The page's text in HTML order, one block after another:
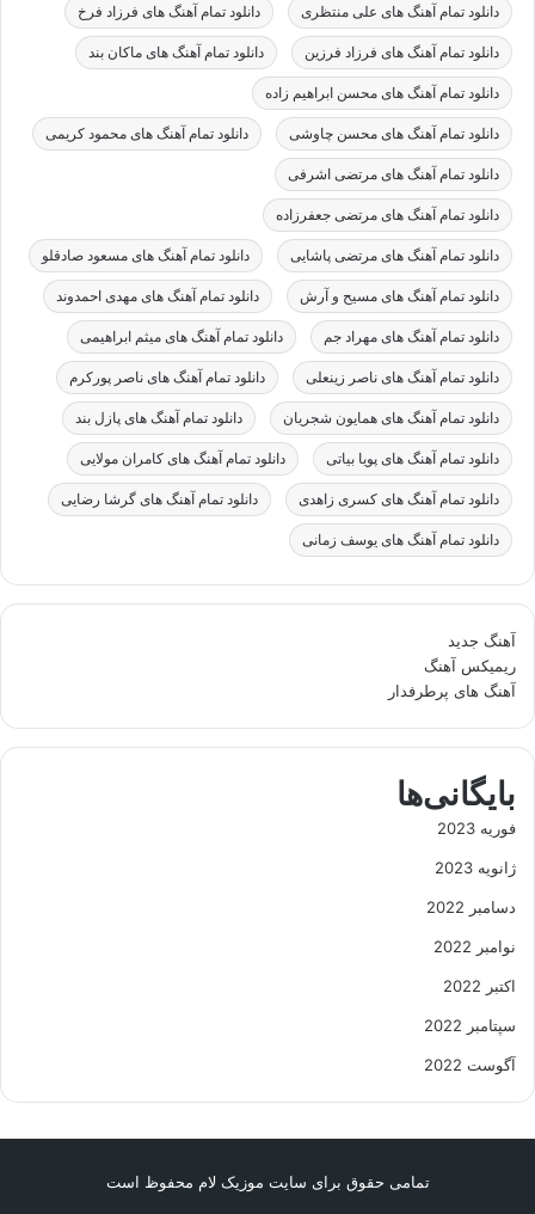
دانلود تمام آهنگ های علی منتظری دانلود تمام آهنگ های فرزاد فرخ
دانلود تمام آهنگ های فرزاد فرزین دانلود تمام آهنگ های ماکان بند
دانلود تمام آهنگ های محسن ابراهیم زاده
دانلود تمام آهنگ های محسن چاوشی دانلود تمام آهنگ های محمود کریمی
دانلود تمام آهنگ های مرتضی اشرفی
دانلود تمام آهنگ های مرتضی جعفرزاده
دانلود تمام آهنگ های مرتضی پاشایی دانلود تمام آهنگ های مسعود صادقلو
دانلود تمام آهنگ های مسیح و آرش دانلود تمام آهنگ های مهدی احمدوند
دانلود تمام آهنگ های مهراد جم دانلود تمام آهنگ های میثم ابراهیمی
دانلود تمام آهنگ های ناصر زینعلی دانلود تمام آهنگ های ناصر پورکرم
دانلود تمام آهنگ های همایون شجریان دانلود تمام آهنگ های پازل بند
دانلود تمام آهنگ های پویا بیاتی دانلود تمام آهنگ های کامران مولایی
دانلود تمام آهنگ های کسری زاهدی دانلود تمام آهنگ های گرشا رضایی
دانلود تمام آهنگ های یوسف زمانی
آهنگ جدید
ریمیکس آهنگ
آهنگ های پرطرفدار
بایگانی‌ها
فوریه 2023
ژانویه 2023
دسامبر 2022
نوامبر 2022
اکتبر 2022
سپتامبر 2022
آگوست 2022
تمامی حقوق برای سایت موزیک لام محفوظ است